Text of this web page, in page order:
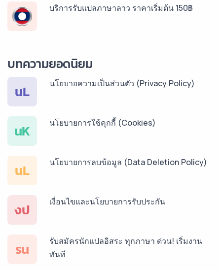
บริการรับแปลภาษาลาว ราคาเริ่มต้น 150฿
บริการรับแปลภาษากัมพูชา ราคาเริ่มต้น 150฿
บริการรับแปลภาษาเวียดนาม ราคาเริ่มต้น 150฿
บริการรับแปลภาษาฝรั่งเศส ราคาเริ่มต้น 150฿
บริการรับแปลภาษาสเปน ราคาเริ่มต้น 150฿
บริการรับแปลภาษาเยอรมัน ราคาเริ่มต้น 150฿
บทความยอดนิยม
นL นโยบายความเป็นส่วนตัว (Privacy Policy)
นK นโยบายการใช้คุกกี้ (Cookies)
นL นโยบายการลบข้อมูล (Data Deletion Policy)
งป เงื่อนไขและนโยบายการรับประกัน
รน
รับสมัครนักแปลอิสระ ทุกภาษา ด่วน! เริ่มงาน
ทันที